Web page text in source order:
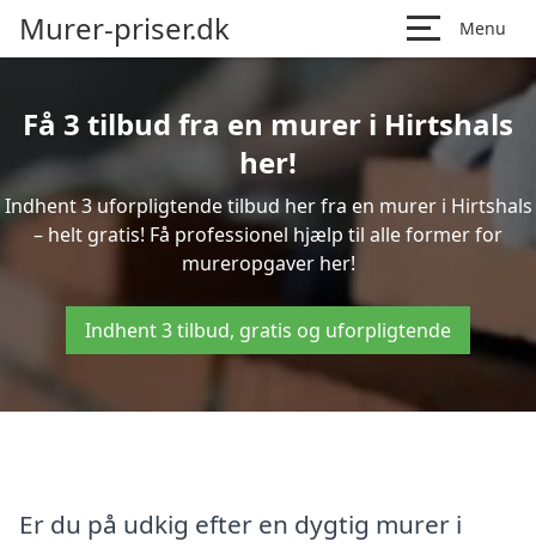
Murer-priser.dk Menu
Få 3 tilbud fra en murer i Hirtshals
her!
Indhent 3 uforpligtende tilbud her fra en murer i Hirtshals
– helt gratis! Få professionel hjælp til alle former for
mureropgaver her!
Indhent 3 tilbud, gratis og uforpligtende
Er du på udkig efter en dygtig murer i